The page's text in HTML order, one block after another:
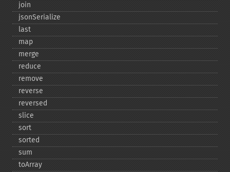
join
jsonSerialize
last
map
merge
reduce
remove
reverse
reversed
slice
sort
sorted
sum
toArray